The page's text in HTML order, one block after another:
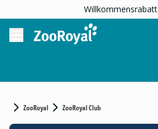
Willkommensrabatt
ZooRoyal ZooRoyal Club